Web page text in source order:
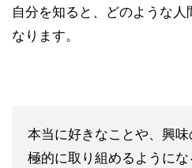
自分を知ると、どのような
なります。
本当に好きなことや、興
極的に取り組めるようにな